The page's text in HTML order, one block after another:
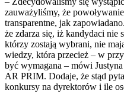
zauważyliśmy, że
transparentne, jak
że zdarza się, iż kandydaci nie
którzy zostają wybrani, nie
wiedzy, która przecież – w
być wymagana – mówi
AR PRIM. Dodaje, że stąd
konkursy na dyrektorów i ile